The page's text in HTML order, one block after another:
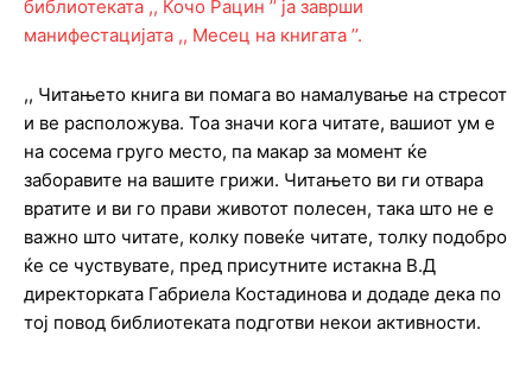
,, Читањето книга ви помага во намалување на стресот
и ве расположува. Тоа значи кога читате, вашиот ум е
на сосема груго место, па макар за момент ќе
заборавите на вашите грижи. Читањето ви ги отвара
вратите и ви го прави животот полесен, така што не е
важно што читате, колку повеќе читате, толку подобро
ќе се чуствувате, пред присутните истакна В.Д
директорката Габриела Костадинова и додаде дека по
тој повод библиотеката подготви некои активности.